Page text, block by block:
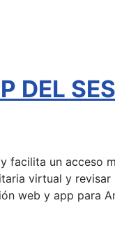
DEL
facilita un acceso
virtual y
web y app para